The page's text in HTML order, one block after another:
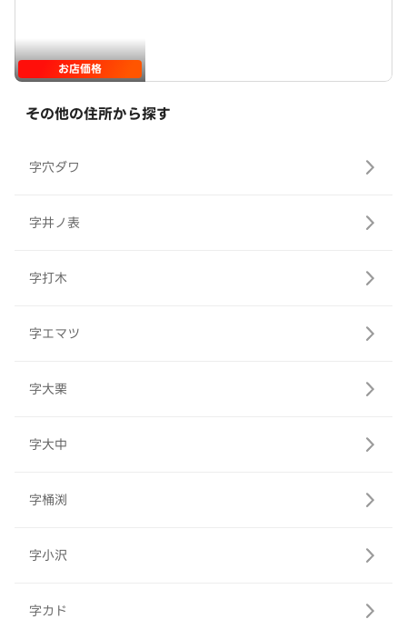
お店価格
その他の住所から探す
字穴ダワ
字井ノ表
字打木
字エマツ
字大栗
字大中
字桶渕
字小沢
字カド